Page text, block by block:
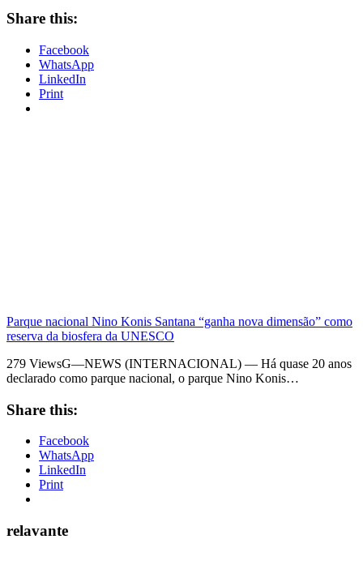
Share this:
Facebook
WhatsApp
LinkedIn
Print
Parque nacional Nino Konis Santana “ganha nova dimensão” como
reserva da biosfera da UNESCO
279 ViewsG—NEWS (INTERNACIONAL) — Há quase 20 anos
declarado como parque nacional, o parque Nino Konis…
Share this:
Facebook
WhatsApp
LinkedIn
Print
relavante